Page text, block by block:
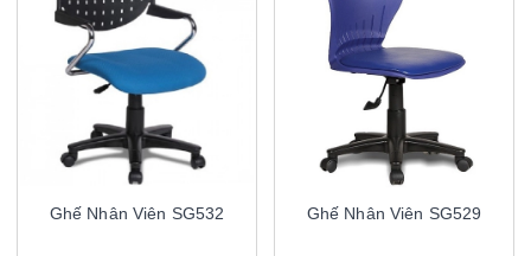
Ghế Nhân Viên SG532 Ghế Nhân Viên SG529